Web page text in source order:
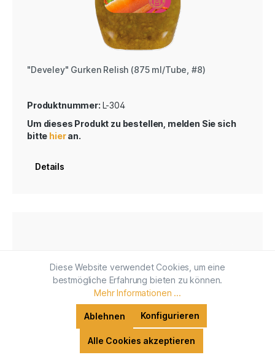
"Develey" Gurken Relish (875 ml/Tube, #8)
Produktnummer: L-304
Um dieses Produkt zu bestellen, melden Sie sich
bitte hieran.
Details
Diese Website verwendet Cookies, um eine
bestmögliche Erfahrung bieten zu können.
Mehr Informationen ...
Ablehnen Konfigurieren
Alle Cookies akzeptieren